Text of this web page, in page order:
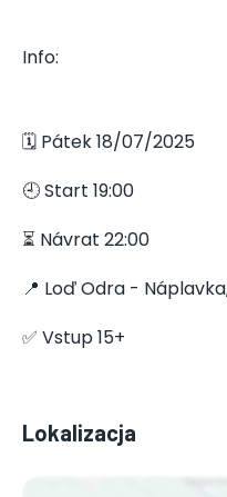
Info:
🗓️ Pátek 18/07/2025
🕘 Start 19:00
⏳ Návrat 22:00
📍 Loď Odra -
✅ Vstup 15+
Lokalizacja